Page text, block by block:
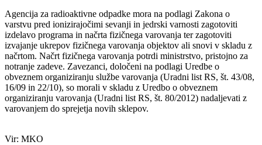
Agencija za radioaktivne odpadke mora na podlagi Zakona o
varstvu pred ionizirajočimi sevanji in jedrski varnosti zagotoviti
izdelavo programa in načrta fizičnega varovanja ter zagotoviti
izvajanje ukrepov fizičnega varovanja objektov ali snovi v skladu z
načrtom. Načrt fizičnega varovanja potrdi ministrstvo, pristojno za
notranje zadeve. Zavezanci, določeni na podlagi Uredbe o
obveznem organiziranju službe varovanja (Uradni list RS, št. 43/08,
16/09 in 22/10), so morali v skladu z Uredbo o obveznem
organiziranju varovanja (Uradni list RS, št. 80/2012) nadaljevati z
varovanjem do sprejetja novih sklepov.
Vir: MKO